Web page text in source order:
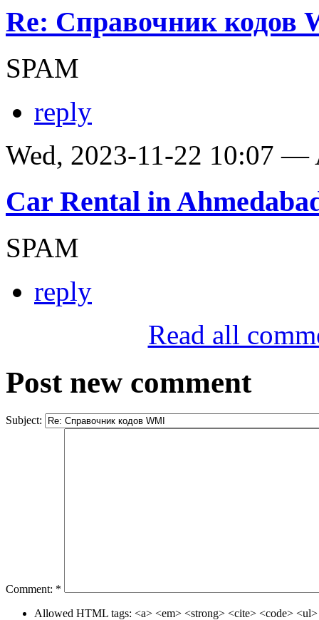
Re: Справочник кодов
SPAM
reply
Wed, 2023-11-22 10:07 —
Car Rental in
SPAM
reply
Read all
Post new comment
Subject:
Comment: *
Allowed HTML tags: <a> <em> <strong> <cite> <code>